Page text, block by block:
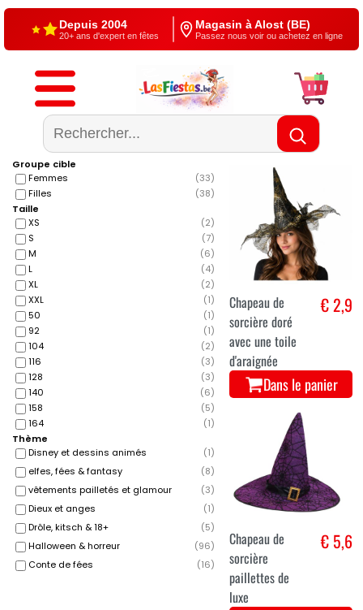
Depuis 2004
20+ ans d'expert en fêtes
Magasin à Alost (BE)
Passez nous voir ou achetez en ligne
À partir de €60 4,5/5 — Google
Groupe cible
Femmes
(33)
Filles
(38)
Taille
XS
(2)
S
(7)
M
(6)
L
(4)
XL
(2)
XXL
(1)
50
(1)
92
(1)
104
(2)
116
(3)
128
(3)
140
(6)
158
(5)
164
(1)
Thème
Disney et dessins animés
(1)
elfes, fées & fantasy
(8)
vêtements pailletés et glamour
(3)
Dieux et anges
(1)
Drôle, kitsch & 18+
(5)
Halloween & horreur
(96)
Conte de fées
(16)
Chapeau de
sorcière doré
avec une toile
d'araignée
€ 2,9
Dans le panier
Chapeau de
sorcière
paillettes de
luxe
€ 5,6